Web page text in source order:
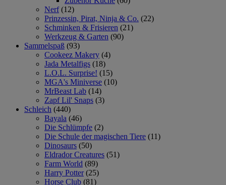
Nerf (12)
Prinzessin, Pirat, Ninja & Co. (22)
Schminken & Frisieren (21)
Werkzeug & Garten (90)
Sammelspaß (93)
Cookeez Makery (4)
Jada Metalfigs (18)
L.O.L. Surprise! (15)
MGA's Miniverse (10)
MrBeast Lab (14)
Zapf Lil' Snaps (3)
Schleich (440)
Bayala (46)
Die Schlümpfe (2)
Die Schule der magischen Tiere (11)
Dinosaurs (50)
Eldrador Creatures (51)
Farm World (89)
Harry Potter (25)
Horse Club (81)